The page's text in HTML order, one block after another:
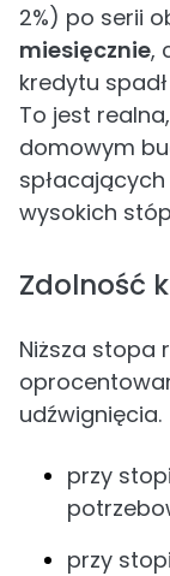
2%) po serii
miesięcznie,
kredytu
To jest
domowym
wysokich
Zdolność
Niższa stopa
udźwignięcia.
przy
przy